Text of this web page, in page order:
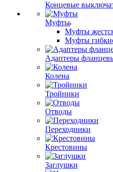
Концевые
Муфты
Муфты
Муфты
Адаптеры
Колена
Тройники
Отводы
Переходники
Крестовины
Заглушки